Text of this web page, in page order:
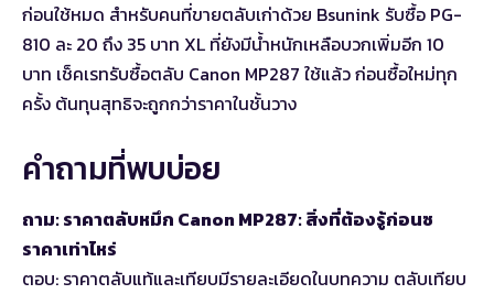
ก่อนใช้หมด สำหรับคนที่ขายตลับเก่าด้วย Bsunink รับซื้อ PG-
810 ละ 20 ถึง 35 บาท XL ที่ยังมีน้ำหนักเหลือบวกเพิ่มอีก 10
บาท เช็คเรทรับซื้อตลับ Canon MP287 ใช้แล้วก่อนซื้อใหม่ทุก
ครั้ง ต้นทุนสุทธิจะถูกกว่าราคาในชั้นวาง
คำถามที่พบบ่อย
ถาม: ราคาตลับหมึก Canon MP287: สิ่งที่ต้องรู้ก่อนซ
ราคาเท่าไหร่
ตอบ: ราคาตลับแท้และเทียบมีรายละเอียดในบทความ ตลับเทียบ